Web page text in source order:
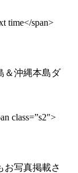
time</span>
＆沖縄本島ダ
class=”s2″>
お写真掲載さ